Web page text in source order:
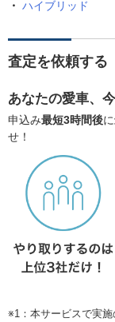
ハイブリッド
査定を依頼する
あなたの愛車、
申込み最短3時間後に
せ！
※1：本サービスで実